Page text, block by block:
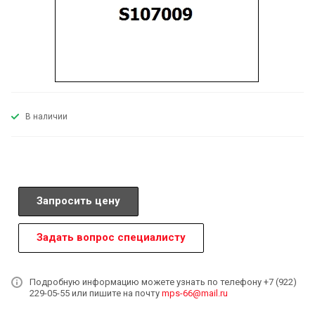
В наличии
Запросить цену
Задать вопрос специалисту
Подробную информацию можете узнать по телефону +7 (922)
229-05-55 или пишите на почту mps-66@mail.ru